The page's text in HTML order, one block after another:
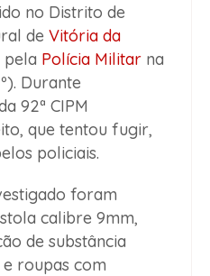
no Distrito de
de Vitória da
Polícia Militar na
Durante
92ª CIPM
que tentou fugir,
policiais.
foram
calibre 9mm,
de substância
roupas com